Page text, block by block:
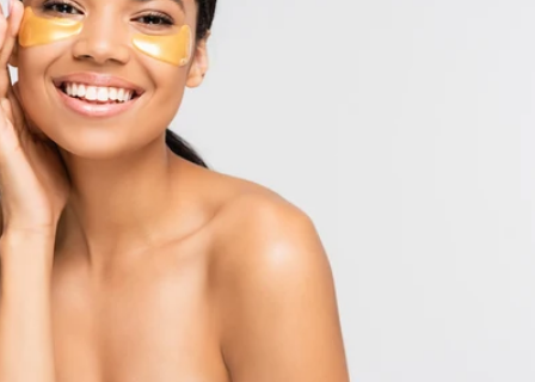
”Protein Powder“
”Overnight Oats“
”Vegan protein“
”Collagen“
”Micellar Casein“
PROTEIN POWDERS
Gräsbetat vassleprotein
Vassleisolat från gräsbetande djur
Getproteinpulver från get